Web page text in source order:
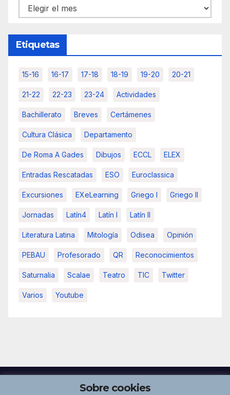
Archivos
Etiquetas
15-16 16-17 17-18 18-19 19-20 20-21
21-22 22-23 23-24 Actividades
Bachillerato Breves Certámenes
Cultura Clásica Departamento
De Roma A Gades Dibujos ECCL ELEX
Entradas Rescatadas ESO Euroclassica
Excursiones EXeLearning Griego I Griego II
Jornadas Latín4 Latín I Latín II
Literatura Latina Mitología Odisea Opinión
PEBAU Profesorado QR Reconocimientos
Saturnalia Scalae Teatro TIC Twitter
Varios Youtube
Sobre cookies